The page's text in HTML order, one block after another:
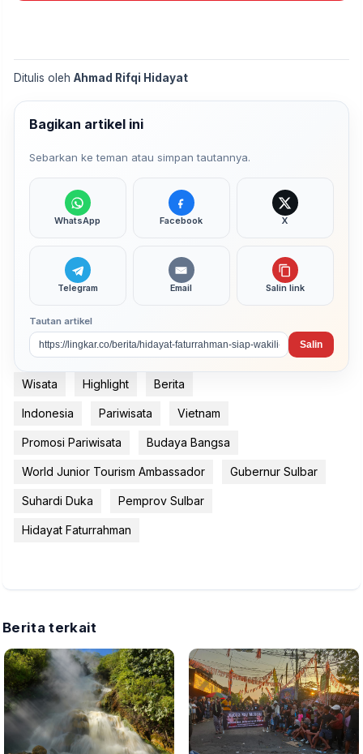
Ditulis oleh Ahmad Rifqi Hidayat
Bagikan artikel ini
Sebarkan ke teman atau simpan tautannya.
WhatsApp Facebook X
Telegram Email Salin link
Tautan artikel
Salin
Wisata Highlight Berita
Indonesia Pariwisata Vietnam
Promosi Pariwisata Budaya Bangsa
World Junior Tourism Ambassador Gubernur Sulbar
Suhardi Duka Pemprov Sulbar
Hidayat Faturrahman
Berita terkait